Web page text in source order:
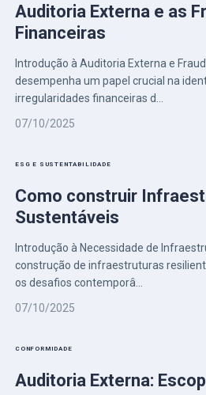
Auditoria Externa e as
Financeiras
Introdução à Auditoria Externa e
desempenha um papel crucial na
irregularidades financeiras d...
07/10/2025
ESG E SUSTENTABILIDADE
Como construir
Sustentáveis
Introdução à Necessidade de
construção de infraestruturas
os desafios contemporâ...
07/10/2025
CONFORMIDADE
Auditoria Externa: